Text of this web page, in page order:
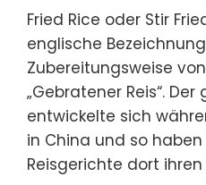
Fried Rice oder Stir
englische
Zubereitungsweise
„Gebratener Reis“.
entwickelte sich
in China und so
Reisgerichte dort ihren